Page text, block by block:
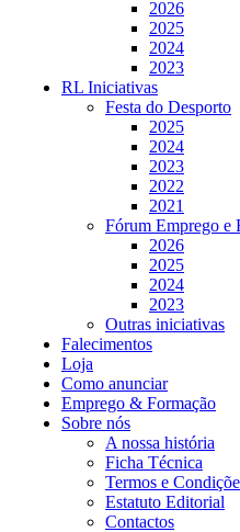
2026
2025
2024
2023
RL Iniciativas
Festa do Desporto
2025
2024
2023
2022
2021
Fórum Emprego e
2026
2025
2024
2023
Outras iniciativas
Falecimentos
Loja
Como anunciar
Emprego & Formação
Sobre nós
A nossa história
Ficha Técnica
Termos e
Estatuto Editorial
Contactos